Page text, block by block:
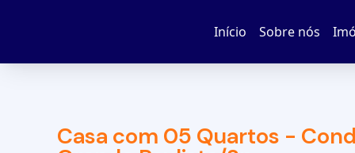
Sobre nós
Início
Casa com 05 Quartos -